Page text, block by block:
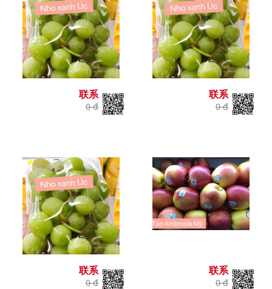
联系
0 đ
联系
0 đ
联系
0 đ
联系
0 đ